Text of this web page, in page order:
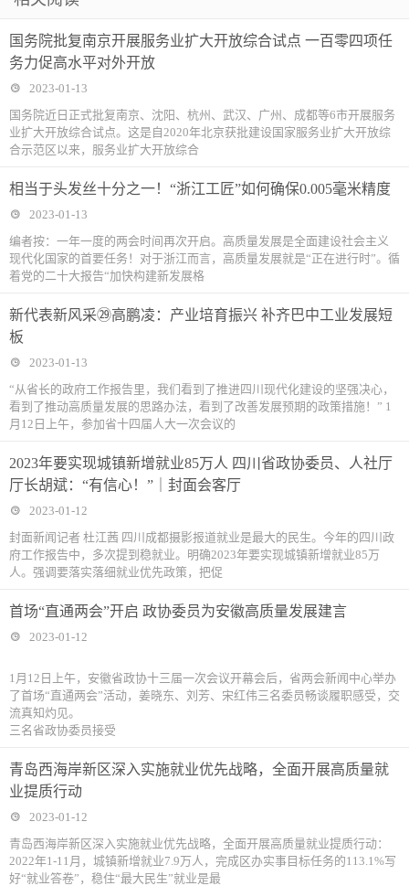
国务院批复南京开展服务业扩大开放综合试点 一百零四项任
务力促高水平对外开放
2023-01-13
国务院近日正式批复南京、沈阳、杭州、武汉、广州、成都等6市开展服务
业扩大开放综合试点。这是自2020年北京获批建设国家服务业扩大开放综
合示范区以来，服务业扩大开放综合
相当于头发丝十分之一！“浙江工匠”如何确保0.005毫米精度
2023-01-13
编者按：一年一度的两会时间再次开启。高质量发展是全面建设社会主义
现代化国家的首要任务！对于浙江而言，高质量发展就是“正在进行时”。循
着党的二十大报告“加快构建新发展格
新代表新风采㉙高鹏凌：产业培育振兴 补齐巴中工业发展短
板
2023-01-13
“从省长的政府工作报告里，我们看到了推进四川现代化建设的坚强决心，
看到了推动高质量发展的思路办法，看到了改善发展预期的政策措施！” 1
月12日上午，参加省十四届人大一次会议的
2023年要实现城镇新增就业85万人 四川省政协委员、人社厅
厅长胡斌：“有信心！”｜封面会客厅
2023-01-12
封面新闻记者 杜江茜 四川成都摄影报道就业是最大的民生。今年的四川政
府工作报告中，多次提到稳就业。明确2023年要实现城镇新增就业85万
人。强调要落实落细就业优先政策，把促
首场“直通两会”开启 政协委员为安徽高质量发展建言
2023-01-12
1月12日上午，安徽省政协十三届一次会议开幕会后，省两会新闻中心举办
了首场“直通两会”活动，姜晓东、刘芳、宋红伟三名委员畅谈履职感受，交
流真知灼见。
三名省政协委员接受
青岛西海岸新区深入实施就业优先战略，全面开展高质量就
业提质行动
2023-01-12
青岛西海岸新区深入实施就业优先战略，全面开展高质量就业提质行动：
2022年1-11月，城镇新增就业7.9万人，完成区办实事目标任务的113.1%写
好“就业答卷”，稳住“最大民生”就业是最